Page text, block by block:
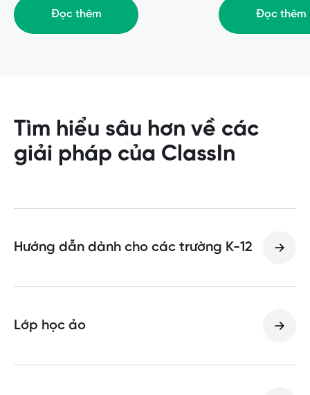
Đọc thêm Đọc thêm
Tìm hiểu sâu hơn về các
giải pháp của ClassIn
Hướng dẫn dành cho các trường K-12
Lớp học ảo